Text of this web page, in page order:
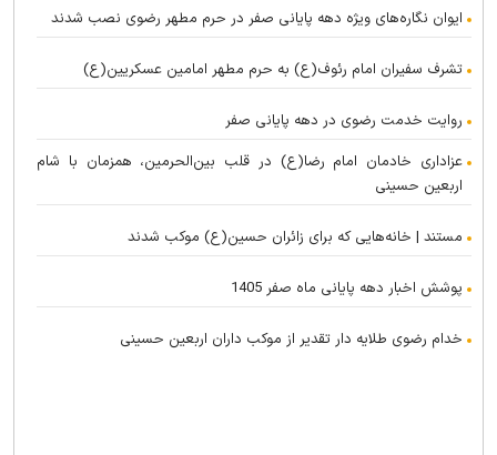
ایوان نگاره‌های ویژه دهه پایانی صفر در حرم مطهر رضوی نصب شدند
تشرف سفیران امام رئوف(ع) به حرم مطهر امامین عسکریین(ع)
روایت خدمت رضوی در دهه پایانی صفر
عزاداری خادمان امام رضا(ع) در قلب بین‌الحرمین، همزمان با شام
اربعین حسینی
مستند | خانه‌هایی که برای زائران حسین(ع) موکب شدند
پوشش اخبار دهه پایانی ماه صفر 1405
خدام رضوی طلایه دار تقدیر از موکب داران اربعین حسینی